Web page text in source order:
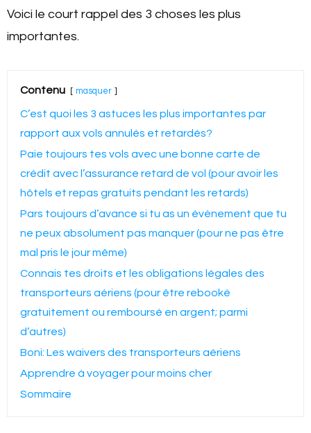
Voici le court rappel des 3 choses les plus
importantes.
Contenu masquer
C’est quoi les 3 astuces les plus importantes par
rapport aux vols annulés et retardés?
Paie toujours tes vols avec une bonne carte de
crédit avec l’assurance retard de vol (pour avoir les
hôtels et repas gratuits pendant les retards)
Pars toujours d’avance si tu as un évènement que tu
ne peux absolument pas manquer (pour ne pas être
mal pris le jour même)
Connais tes droits et les obligations légales des
transporteurs aériens (pour être rebooké
gratuitement ou remboursé en argent; parmi
d’autres)
Boni: Les waivers des transporteurs aériens
Apprendre à voyager pour moins cher
Sommaire